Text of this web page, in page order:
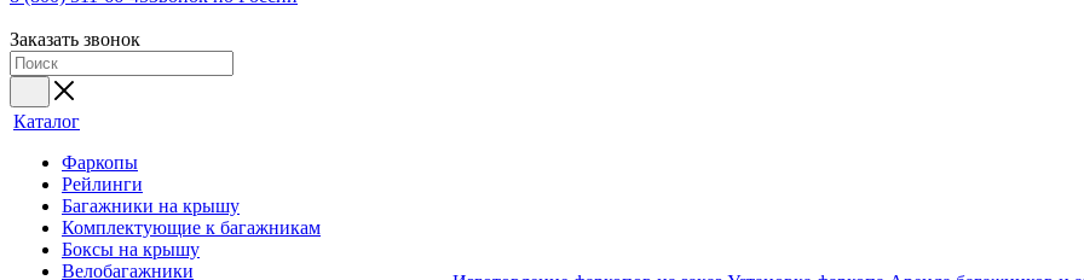
Заказать звонок
Каталог
Фаркопы
Рейлинги
Багажники на крышу
Комплектующие к багажникам
Боксы на крышу
Велобагажники